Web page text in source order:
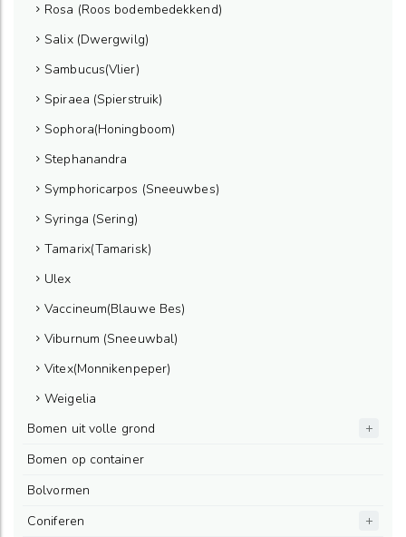
Rosa (Roos bodembedekkend)
Salix (Dwergwilg)
Sambucus(Vlier)
Spiraea (Spierstruik)
Sophora(Honingboom)
Stephanandra
Symphoricarpos (Sneeuwbes)
Syringa (Sering)
Tamarix(Tamarisk)
Ulex
Vaccineum(Blauwe Bes)
Viburnum (Sneeuwbal)
Vitex(Monnikenpeper)
Weigelia
Bomen uit volle grond
Bomen op container
Bolvormen
Coniferen